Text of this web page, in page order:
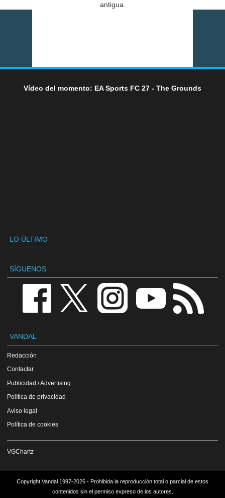
antigua.
Vídeo del momento: EA Sports FC 27 - The Grounds
LO ÚLTIMO
SÍGUENOS
VANDAL
Redacción
Contactar
Publicidad / Advertising
Política de privacidad
Aviso legal
Política de cookies
VGChartz
Copyright Vandal 1997-2026 - Prohibida la reproducción total o parcial de estos
contenidos sin el permiso expreso de los autores.